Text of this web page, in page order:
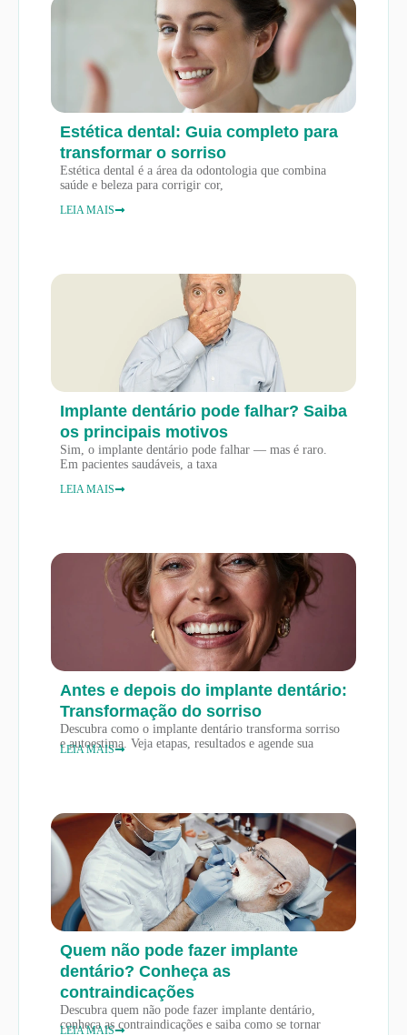
Estética dental: Guia completo para
transformar o sorriso
Estética dental é a área da odontologia que combina
saúde e beleza para corrigir cor,
LEIA MAIS
Implante dentário pode falhar? Saiba
os principais motivos
Sim, o implante dentário pode falhar — mas é raro.
Em pacientes saudáveis, a taxa
LEIA MAIS
Antes e depois do implante dentário:
Transformação do sorriso
Descubra como o implante dentário transforma sorriso
e autoestima. Veja etapas, resultados e agende sua
LEIA MAIS
Quem não pode fazer implante
dentário? Conheça as
contraindicações
Descubra quem não pode fazer implante dentário,
conheça as contraindicações e saiba como se tornar
LEIA MAIS